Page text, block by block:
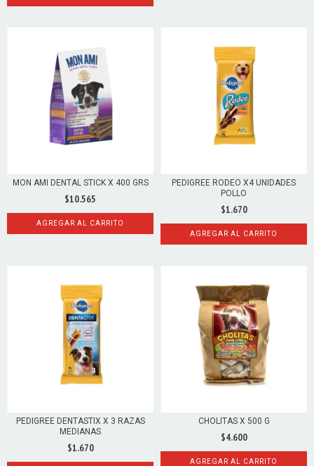
MON AMI DENTAL STICK X 400 GRS
$10.565
AGREGAR AL CARRITO
PEDIGREE RODEO X4 UNIDADES
POLLO
$1.670
AGREGAR AL CARRITO
PEDIGREE DENTASTIX X 3 RAZAS
MEDIANAS
$1.670
CHOLITAS X 500 G
$4.600
AGREGAR AL CARRITO